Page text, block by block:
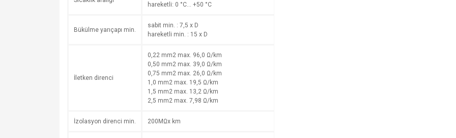
hareketli: 0 °C… +50 °C
Bükülme yarıçapı min.
sabit min. : 7,5 x D
hareketli min. : 15 x D
İletken direnci
0,22 mm2 max. 96,0 Ω/km
0,50 mm2 max. 39,0 Ω/km
0,75 mm2 max. 26,0 Ω/km
1,0 mm2 max. 19,5 Ω/km
1,5 mm2 max. 13,2 Ω/km
2,5 mm2 max. 7,98 Ω/km
İzolasyon direnci min. 200MΩx km